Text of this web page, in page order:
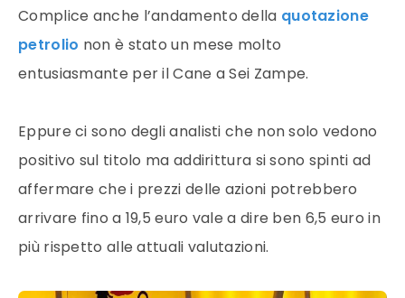
Complice anche l’andamento della quotazione
petrolio non è stato un mese molto
entusiasmante per il Cane a Sei Zampe.
Eppure ci sono degli analisti che non solo vedono
positivo sul titolo ma addirittura si sono spinti ad
affermare che i prezzi delle azioni potrebbero
arrivare fino a 19,5 euro vale a dire ben 6,5 euro in
più rispetto alle attuali valutazioni.